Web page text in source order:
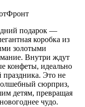
подарок —
коробка из
золотыми
Внутри ждут
конфеты, идеально
праздника. Это не
сюрприз,
детям, превращая
чудо.